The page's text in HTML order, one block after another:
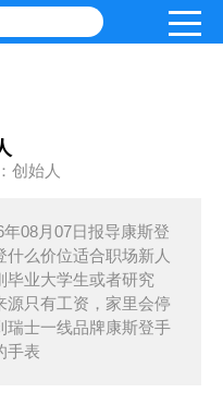
创始人
08月07日报导康斯登
么价位适合职场新人
毕业大学生或者研究
源只有工资，家里会停
瑞士一线品牌康斯登手
手表